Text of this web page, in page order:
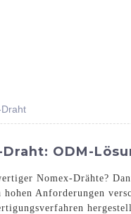
ODM-
Nomex-Drähte?
Anforderungen